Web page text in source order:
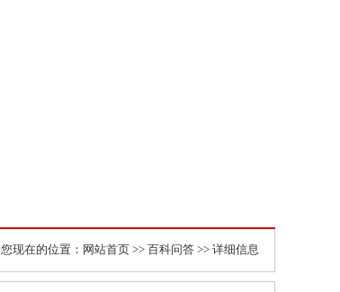
您现在的位置： 网站首页 >> 百科问答 >> 详细信息